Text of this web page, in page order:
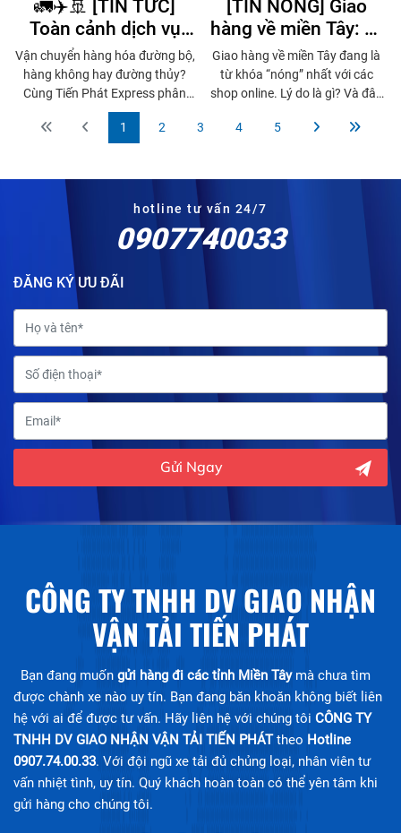
🚛✈️🚢 [TIN TỨC]
Toàn cảnh dịch vụ
vận chuyển hàng hóa:
Đường bộ, hàng
không và đường thủy
– Đâu là lựa chọn tối
ưu?
Vận chuyển hàng hóa đường bộ,
hàng không hay đường thủy?
Cùng Tiến Phát Express phân
tích ưu nhược điểm và xu hướng
lựa chọn của doanh nghiệp hiện
[TIN NÓNG] Giao
hàng về miền Tây: Vì
sao shop nào cũng
đang "săn" tuyến này?
Giao hàng về miền Tây đang là
từ khóa “nóng” nhất với các
shop online. Lý do là gì? Và đâu
nhanh – giá tốt mà các shop tin
1 2 3 4 5
hotline tư vấn 24/7
0907740033
ĐĂNG KÝ ƯU ĐÃI
Gửi Ngay
CÔNG TY TNHH DV GIAO NHẬN
VẬN TẢI TIẾN PHÁT
Bạn đang muốn gửi hàng đi các tỉnh Miền Tâymà chưa tìm
được chành xe nào uy tín. Bạn đang băn khoăn không biết liên
hệ với ai để được tư vấn. Hãy liên hệ với chúng tôi CÔNG TY
TNHH DV GIAO NHẬN VẬN TẢI TIẾN PHÁTtheo Hotline
0907.74.00.33. Với đội ngũ xe tải đủ chủng loại, nhân viên tư
vấn nhiệt tình, uy tín. Quý khách hoàn toàn có thể yên tâm khi
gửi hàng cho chúng tôi.